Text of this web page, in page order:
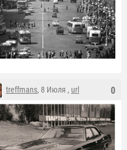
0
treffmans, 8 Июля , url